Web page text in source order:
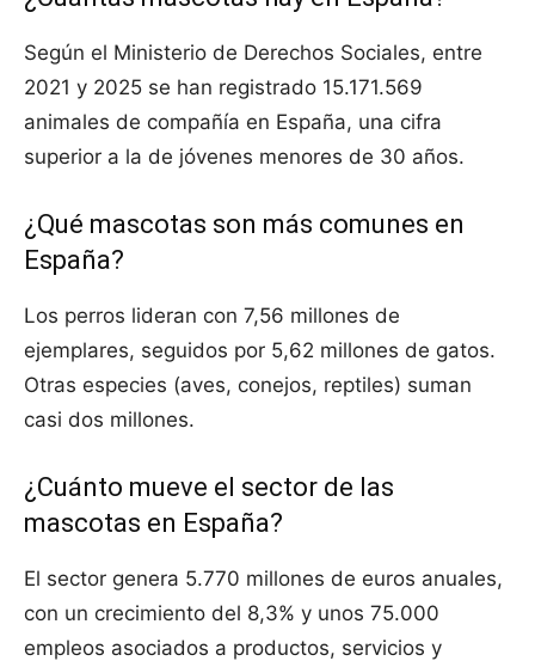
Según el Ministerio de Derechos Sociales, entre
2021 y 2025 se han registrado 15.171.569
animales de compañía en España, una cifra
superior a la de jóvenes menores de 30 años.
¿Qué mascotas son más comunes en
España?
Los perros lideran con 7,56 millones de
ejemplares, seguidos por 5,62 millones de gatos.
Otras especies (aves, conejos, reptiles) suman
casi dos millones.
¿Cuánto mueve el sector de las
mascotas en España?
El sector genera 5.770 millones de euros anuales,
con un crecimiento del 8,3% y unos 75.000
empleos asociados a productos, servicios y